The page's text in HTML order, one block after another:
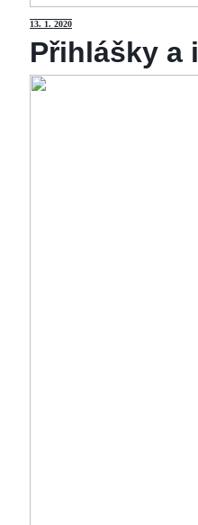
13. 1. 2020
Přihlášky a